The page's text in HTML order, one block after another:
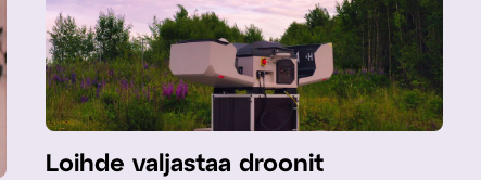
Loihde valjastaa droonit